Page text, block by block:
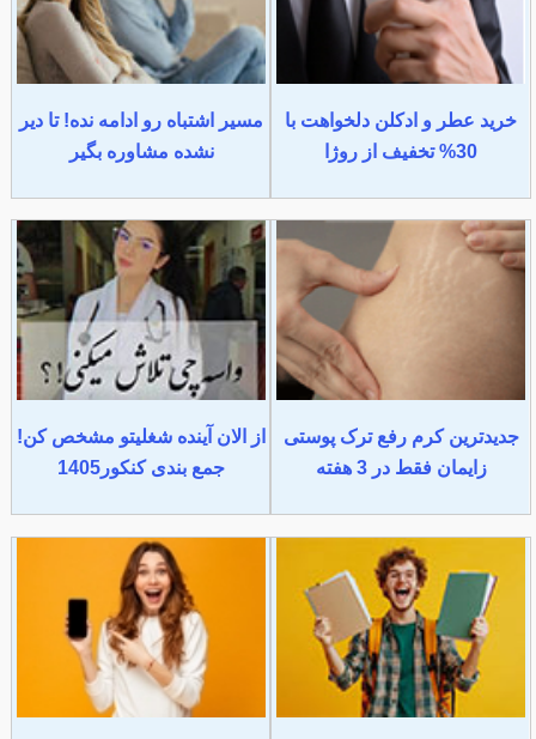
خرید عطر و ادکلن دلخواهت با
30% تخفیف از روژا
مسیر اشتباه رو ادامه نده! تا دیر
نشده مشاوره بگیر
جدیدترین کرم رفع ترک پوستی
زایمان فقط در 3 هفته
از الان آینده شغلیتو مشخص کن!
جمع بندی کنکور1405